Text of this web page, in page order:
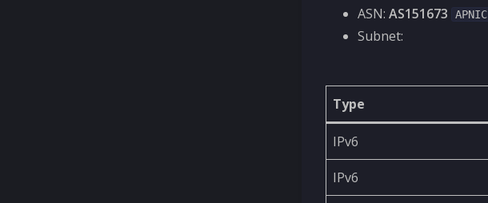
ASN: AS151673 APNIC
Subnet:
Type
IPv6
IPv6